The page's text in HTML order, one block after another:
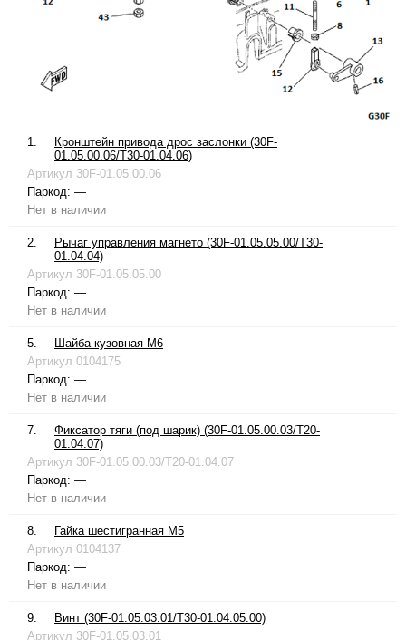
1.
Кронштейн привода дрос заслонки (30F-
01.05.00.06/T30-01.04.06)
Артикул 30F-01.05.00.06
Паркод: —
Нет в наличии
2.
Рычаг управления магнето (30F-01.05.05.00/T30-
01.04.04)
Артикул 30F-01.05.05.00
Паркод: —
Нет в наличии
5.
Шайба кузовная М6
Артикул 0104175
Паркод: —
Нет в наличии
7.
Фиксатор тяги (под шарик) (30F-01.05.00.03/T20-
01.04.07)
Артикул 30F-01.05.00.03/T20-01.04.07
Паркод: —
Нет в наличии
8.
Гайка шестигранная М5
Артикул 0104137
Паркод: —
Нет в наличии
9.
Винт (30F-01.05.03.01/T30-01.04.05.00)
Артикул 30F-01.05.03.01